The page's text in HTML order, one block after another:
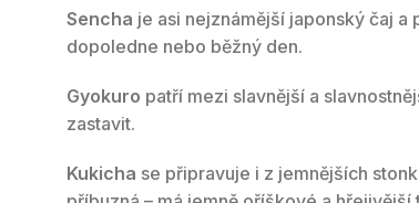
Sencha je asi nejznámější japonský čaj
dopoledne nebo běžný den.
Gyokuro patří mezi slavnější a
zastavit.
Kukicha se připravuje i z jemnějších